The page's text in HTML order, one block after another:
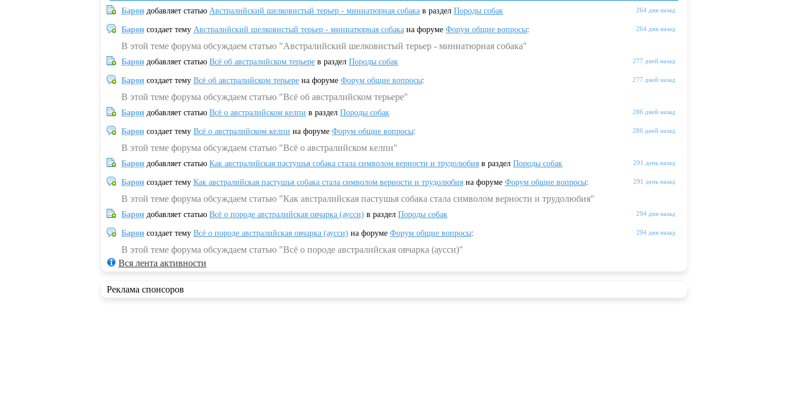
264 дня назад
Барон добавляет статью Австралийский шелковистый терьер - миниатюрная собака в раздел Породы собак
264 дня назад
Барон создает тему Австралийский шелковистый терьер - миниатюрная собака на форуме Форум общие вопросы:
В этой теме форума обсуждаем статью "Австралийский шелковистый терьер - миниатюрная собака"
277 дней назад
Барон добавляет статью Всё об австралийском терьере в раздел Породы собак
277 дней назад
Барон создает тему Всё об австралийском терьере на форуме Форум общие вопросы:
В этой теме форума обсуждаем статью "Всё об австралийском терьере"
286 дней назад
Барон добавляет статью Всё о австралийском келпи в раздел Породы собак
286 дней назад
Барон создает тему Всё о австралийском келпи на форуме Форум общие вопросы:
В этой теме форума обсуждаем статью "Всё о австралийском келпи"
291 день назад
Барон добавляет статью Как австралийская пастушья собака стала символом верности и трудолюбия в раздел Породы собак
291 день назад
Барон создает тему Как австралийская пастушья собака стала символом верности и трудолюбия на форуме Форум общие вопросы:
В этой теме форума обсуждаем статью "Как австралийская пастушья собака стала символом верности и трудолюбия"
294 дня назад
Барон добавляет статью Всё о породе австралийская овчарка (аусси) в раздел Породы собак
294 дня назад
Барон создает тему Всё о породе австралийская овчарка (аусси) на форуме Форум общие вопросы:
В этой теме форума обсуждаем статью "Всё о породе австралийская овчарка (аусси)"
Вся лента активности
Реклама спонсоров